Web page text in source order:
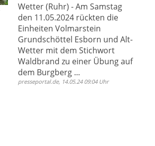
Wetter (Ruhr) - Am Samstag
den 11.05.2024 rückten die
Einheiten Volmarstein
Grundschöttel Esborn und Alt-
Wetter mit dem Stichwort
Waldbrand zu einer Übung auf
dem Burgberg ...
presseportal.de, 14.05.24 09:04 Uhr